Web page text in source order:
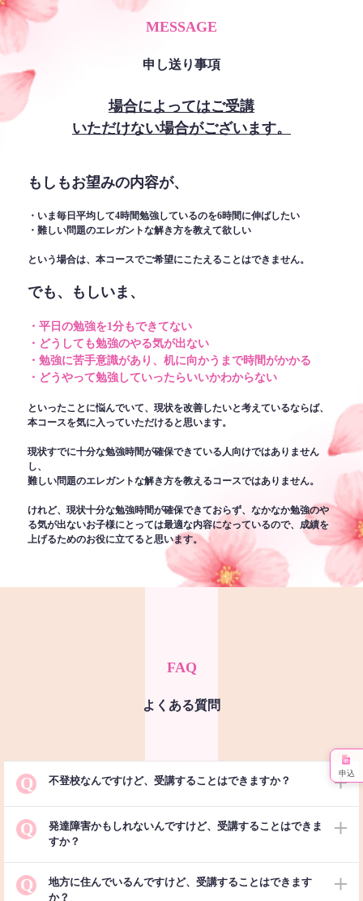
MESSAGE
申し送り事項
場合によってはご受講
いただけない場合がございます。
もしもお望みの内容が、
・いま毎日平均して4時間勉強しているのを6時間に伸ばしたい
・難しい問題のエレガントな解き方を教えて欲しい
という場合は、本コースでご希望にこたえることはできません。
でも、もしいま、
・平日の勉強を1分もできてない
・どうしても勉強のやる気が出ない
・勉強に苦手意識があり、机に向かうまで時間がかかる
・どうやって勉強していったらいいかわからない
といったことに悩んでいて、現状を改善したいと考えているならば、
本コースを気に入っていただけると思います。
現状すでに十分な勉強時間が確保できている人向けではありません
し、
難しい問題のエレガントな解き方を教えるコースではありません。
けれど、現状十分な勉強時間が確保できておらず、なかなか勉強のや
る気が出ないお子様にとっては最適な内容になっているので、成績を
上げるためのお役に立てると思います。
FAQ
よくある質問
Q 不登校なんですけど、受講することはできますか？
Q
発達障害かもしれないんですけど、受講することはできま
すか？
Q
地方に住んでいるんですけど、受講することはできます
か？
申込